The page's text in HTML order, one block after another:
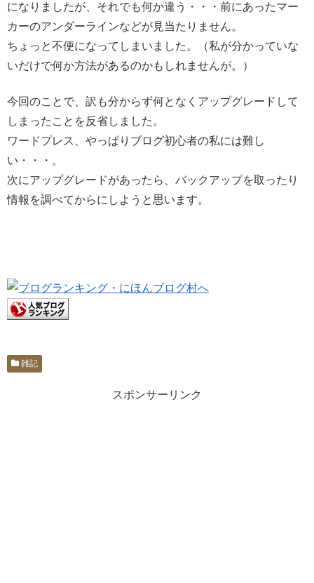
になりましたが、それでも何か違う・・・前にあったマー
カーのアンダーラインなどが見当たりません。
ちょっと不便になってしまいました。（私が分かっていな
いだけで何か方法があるのかもしれませんが。）
今回のことで、訳も分からず何となくアップグレードして
しまったことを反省しました。
ワードプレス、やっぱりブログ初心者の私には難し
い・・・。
次にアップグレードがあったら、バックアップを取ったり
情報を調べてからにしようと思います。
雑記
スポンサーリンク